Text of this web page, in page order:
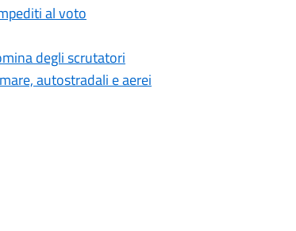
al voto
degli scrutatori
autostradali e aerei